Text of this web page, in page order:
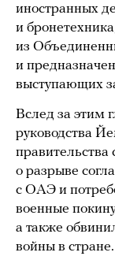
иностранных
и
из
и
выступающих
Вслед за этим
руководства
о разрыве
с ОАЭ и
военные
а также
войны в